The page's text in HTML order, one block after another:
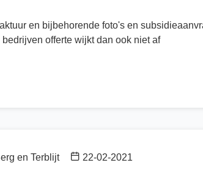
en bijbehorende foto's en
offerte wijkt dan ook niet af
en Terblijt 22-02-2021